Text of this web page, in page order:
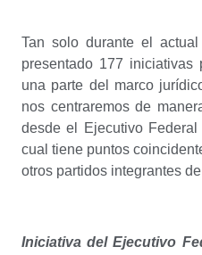
Tan solo durante el
presentado 177 iniciativas
una parte del marco
nos centraremos de
desde el Ejecutivo
cual tiene puntos
otros partidos integrantes
Iniciativa del Ejecutivo